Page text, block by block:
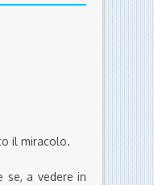
il miracolo.
se, a vedere in